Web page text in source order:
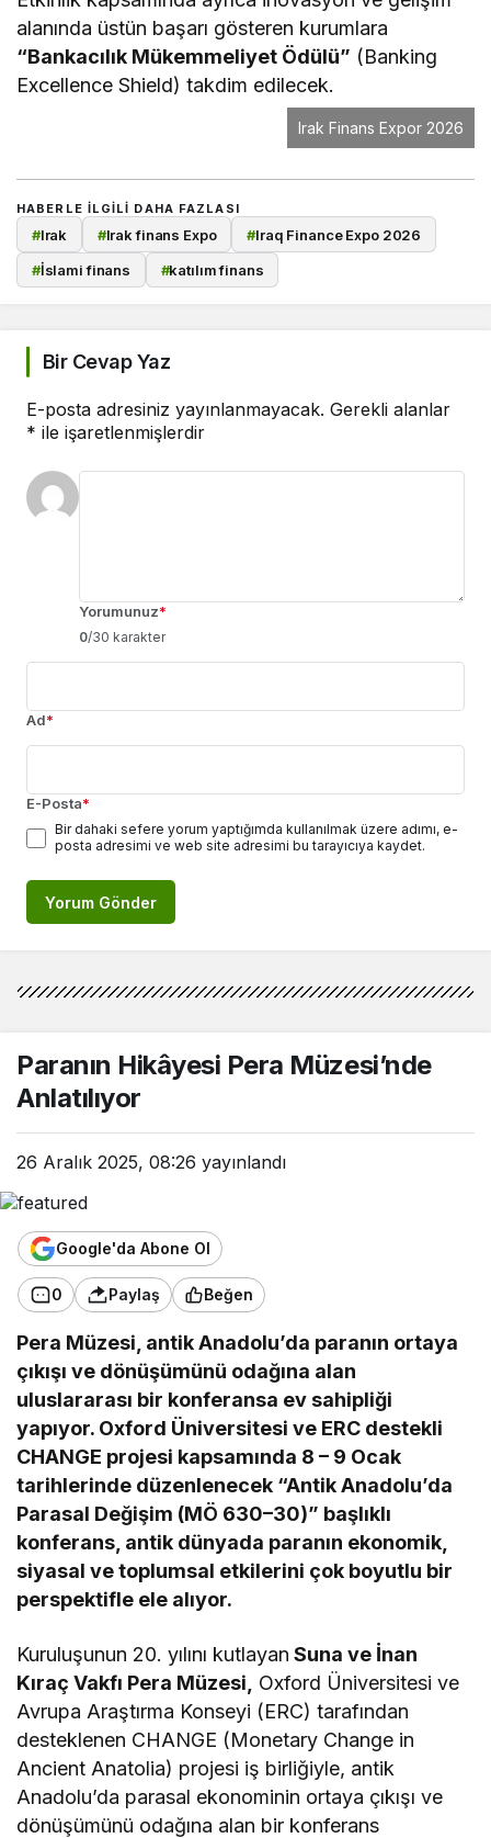
alanında üstün başarı gösteren kurumlara
“Bankacılık Mükemmeliyet Ödülü” (Banking
Excellence Shield) takdim edilecek.
Irak Finans Expor 2026
HABERLE ILGILI DAHA FAZLASI
#Irak #Irak finans Expo #Iraq Finance Expo 2026
#İslami finans #katılım finans
Bir Cevap Yaz
E-posta adresiniz yayınlanmayacak. Gerekli alanlar
* ile işaretlenmişlerdir
Yorumunuz*
0/30 karakter
Ad*
E-Posta*
Bir dahaki sefere yorum yaptığımda kullanılmak üzere adımı, e-
posta adresimi ve web site adresimi bu tarayıcıya kaydet.
Yorum Gönder
Paranın Hikâyesi Pera Müzesi’nde
Anlatılıyor
26 Aralık 2025, 08:26 yayınlandı
Google'da Abone Ol
0 Paylaş Beğen
Pera Müzesi, antik Anadolu’da paranın ortaya
çıkışı ve dönüşümünü odağına alan
uluslararası bir konferansa ev sahipliği
yapıyor. Oxford Üniversitesi ve ERC destekli
CHANGE projesi kapsamında 8 – 9 Ocak
tarihlerinde düzenlenecek “Antik Anadolu’da
Parasal Değişim (MÖ 630–30)” başlıklı
konferans, antik dünyada paranın ekonomik,
siyasal ve toplumsal etkilerini çok boyutlu bir
perspektifle ele alıyor.
Kuruluşunun 20. yılını kutlayan Suna ve İnan
Kıraç Vakfı Pera Müzesi,
Oxford Üniversitesi ve
Avrupa Araştırma Konseyi (ERC) tarafından
desteklenen CHANGE (Monetary Change in
Ancient Anatolia) projesi iş birliğiyle, antik
Anadolu’da parasal ekonominin ortaya çıkışı ve
dönüşümünü odağına alan bir konferans